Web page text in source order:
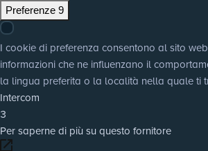
Preferenze 9
I cookie di preferenza consentono al sito
informazioni che ne influenzano il
la lingua preferita o la località nella quale ti
Intercom
3
Per saperne di più su questo fornitore